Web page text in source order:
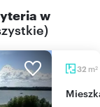
w
)
32 m2